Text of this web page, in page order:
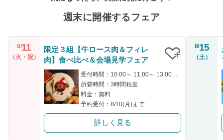
週末に開催するフェア
8/11
（火・祝）
限定３組【牛ロース肉＆フィレ
肉】食べ比べ＆会場見学フェア
受付時間：10:00～ 11:00～ 13:00～ 15:00～ 17:00～
所要時間：3時間程度
料金：無料
予約受付：8/10(月)まで
詳しく見る
8/15
（土）